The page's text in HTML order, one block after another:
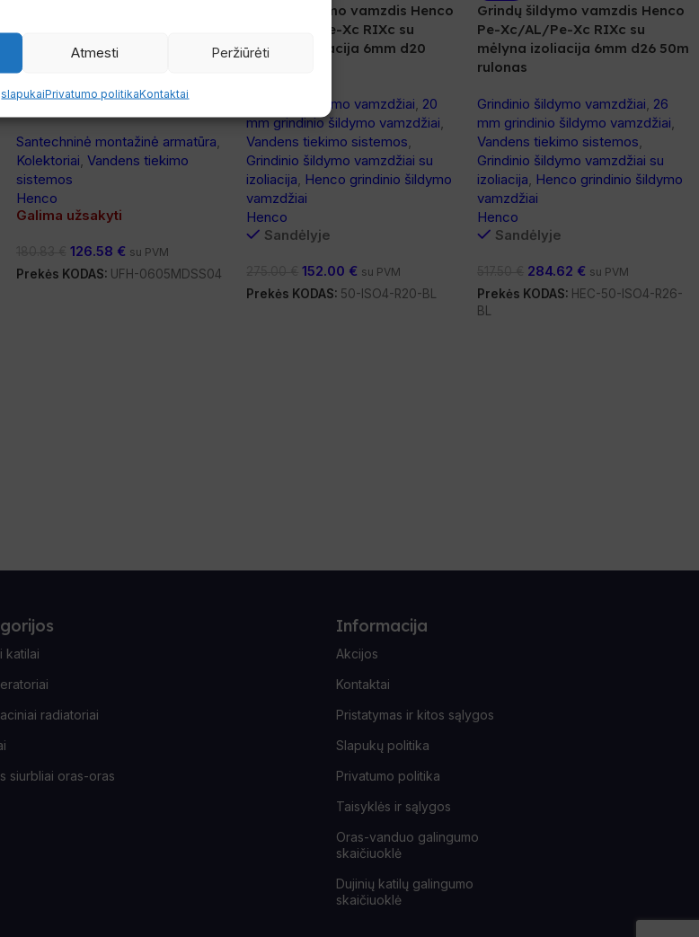
Atmesti Peržiūrėti
slapukaiPrivatumo politikaKontaktai
Nerūdijančio plieno apvalus
grindinio šildymo kolektorius
Henco su srauto matuokliu – 4
žiedų (O-1)
Santechninė montažinė armatūra,
Kolektoriai, Vandens tiekimo
sistemos
Henco
Galima užsakyti
126.58 € su PVM
Prekės KODAS: UFH-0605MDSS04
Grindų šildymo vamzdis Henco
Pe-Xc/AL/Pe-Xc RIXc su
mėlyna izoliacija 6mm d20
Grindinio šildymo vamzdžiai, 20
mm grindinio šildymo vamzdžiai,
Vandens tiekimo sistemos,
Grindinio šildymo vamzdžiai su
izoliacija, Henco grindinio šildymo
vamzdžiai
Henco
Sandėlyje
152.00 € su PVM
Prekės KODAS: 50-ISO4-R20-BL
Grindų šildymo vamzdis Henco
Pe-Xc/AL/Pe-Xc RIXc su
mėlyna izoliacija 6mm d26 50m
rulonas
Grindinio šildymo vamzdžiai, 26
mm grindinio šildymo vamzdžiai,
Vandens tiekimo sistemos,
Grindinio šildymo vamzdžiai su
izoliacija, Henco grindinio šildymo
vamzdžiai
Henco
Sandėlyje
284.62 € su PVM
Prekės KODAS: HEC-50-ISO4-R26-
BL
katilai
radiatoriai
siurbliai oras-oras
Informacija
Akcijos
Kontaktai
Pristatymas ir kitos sąlygos
Slapukų politika
Privatumo politika
Taisyklės ir sąlygos
Oras-vanduo galingumo
skaičiuoklė
Dujinių katilų galingumo
skaičiuoklė